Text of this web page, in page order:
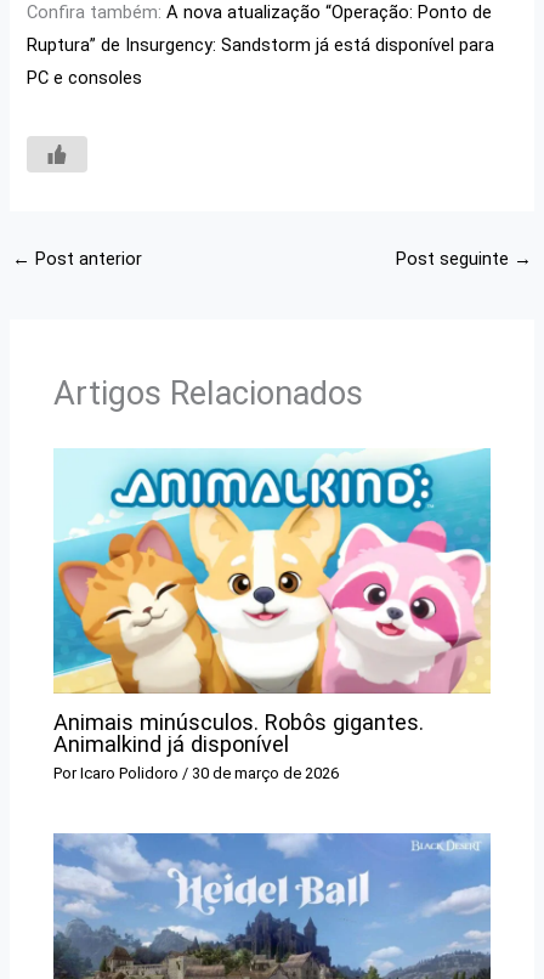
Confira também:A nova atualização “Operação: Ponto de
Ruptura” de Insurgency: Sandstorm já está disponível para
PC e consoles
← Post anterior Post seguinte →
Artigos Relacionados
Animais minúsculos. Robôs gigantes.
Animalkind já disponível
PorIcaro Polidoro/ 30 de março de 2026